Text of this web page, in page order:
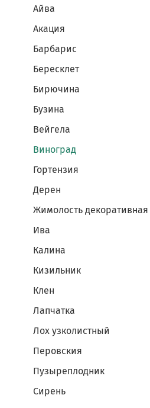
Айва
Акация
Барбарис
Бересклет
Бирючина
Бузина
Вейгела
Виноград
Гортензия
Дерен
Жимолость декоративная
Ива
Калина
Кизильник
Клен
Лапчатка
Лох узколистный
Перовския
Пузыреплодник
Сирень